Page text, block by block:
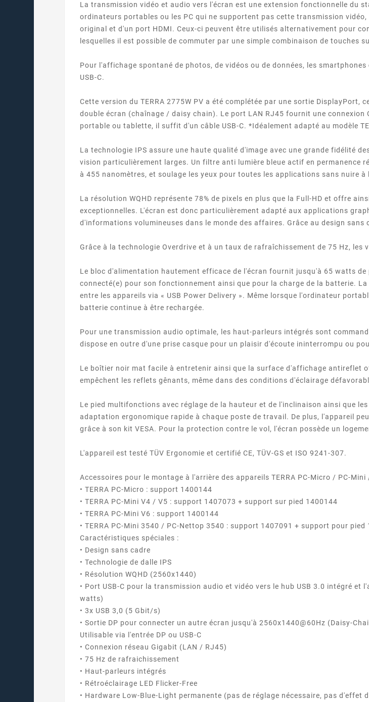
La transmission vidéo et audio vers l'écran est une extension fonctionnelle du
ordinateurs portables ou les PC qui ne supportent pas cette transmission vidéo,
original et d'un port HDMI. Ceux-ci peuvent être utilisés alternativement pour
lesquelles il est possible de commuter par une simple combinaison de touches
Pour l'affichage spontané de photos, de vidéos ou de données, les
USB-C.
Cette version du TERRA 2775W PV a été complétée par une sortie DisplayPort,
double écran (chaînage / daisy chain). Le port LAN RJ45 fournit une
portable ou tablette, il suffit d'un câble USB-C. *Idéalement adapté au modèle
La technologie IPS assure une haute qualité d'image avec une grande fidélité
vision particulièrement larges. Un filtre anti lumière bleue actif en permanence
à 455 nanomètres, et soulage les yeux pour toutes les applications sans nuire
La résolution WQHD représente 78% de pixels en plus que la Full-HD et offre
exceptionnelles. L'écran est donc particulièrement adapté aux applications
d'informations volumineuses dans le monde des affaires. Grâce au design
Grâce à la technologie Overdrive et à un taux de rafraîchissement de 75 Hz,
Le bloc d'alimentation hautement efficace de l'écran fournit jusqu'à 65 watts
connecté(e) pour son fonctionnement ainsi que pour la charge de la batterie.
entre les appareils via « USB Power Delivery ». Même lorsque l'ordinateur
batterie continue à être rechargée.
Pour une transmission audio optimale, les haut-parleurs intégrés sont
dispose en outre d'une prise casque pour un plaisir d'écoute ininterrompu ou
Le boîtier noir mat facile à entretenir ainsi que la surface d'affichage antireflet
empêchent les reflets gênants, même dans des conditions d'éclairage
Le pied multifonctions avec réglage de la hauteur et de l'inclinaison ainsi que
adaptation ergonomique rapide à chaque poste de travail. De plus, l'appareil
grâce à son kit VESA. Pour la protection contre le vol, l'écran possède un
L'appareil est testé TÜV Ergonomie et certifié CE, TÜV-GS et ISO 9241-307.
Accessoires pour le montage à l'arrière des appareils TERRA PC-Micro / PC-Mini
• TERRA PC-Micro : support 1400144
• TERRA PC-Mini V4 / V5 : support 1407073 + support sur pied 1400144
• TERRA PC-Mini V6 : support 1400144
• TERRA PC-Mini 3540 / PC-Nettop 3540 : support 1407091 + support pour pied
Caractéristiques spéciales :
• Design sans cadre
• Technologie de dalle IPS
• Résolution WQHD (2560x1440)
• Port USB-C pour la transmission audio et vidéo vers le hub USB 3.0 intégré
watts)
• 3x USB 3,0 (5 Gbit/s)
• Sortie DP pour connecter un autre écran jusqu'à 2560x1440@60Hz (Daisy-
Utilisable via l'entrée DP ou USB-C
• Connexion réseau Gigabit (LAN / RJ45)
• 75 Hz de rafraichissement
• Haut-parleurs intégrés
• Rétroéclairage LED Flicker-Free
• Hardware Low-Blue-Light permanente (pas de réglage nécessaire, pas d'effet